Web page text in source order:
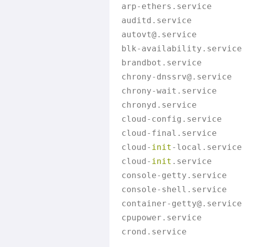
arp-ethers.service
auditd.service
autovt@.service
blk-
chrony-
chrony-wait.service
chronyd.service
cloud-config.service
cloud-final.service
cloud- init -
cloud- init .service
console-getty.service
console-shell.service
container-
cpupower.service
crond.service